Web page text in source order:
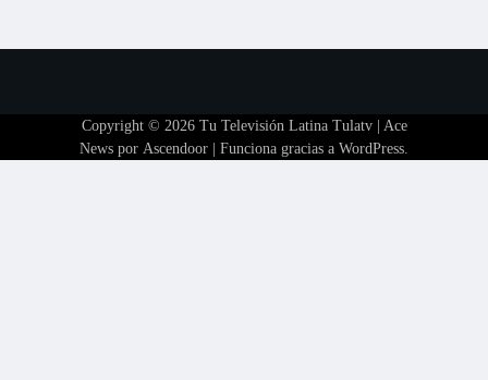
Copyright © 2026 Tu Televisión Latina Tulatv| Ace
News por Ascendoor | Funciona gracias a WordPress